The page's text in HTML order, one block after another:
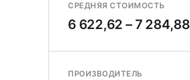
СРЕДНЯЯ СТОИМОСТЬ
6 622,62 – 7 284,88
ПРОИЗВОДИТЕЛЬ